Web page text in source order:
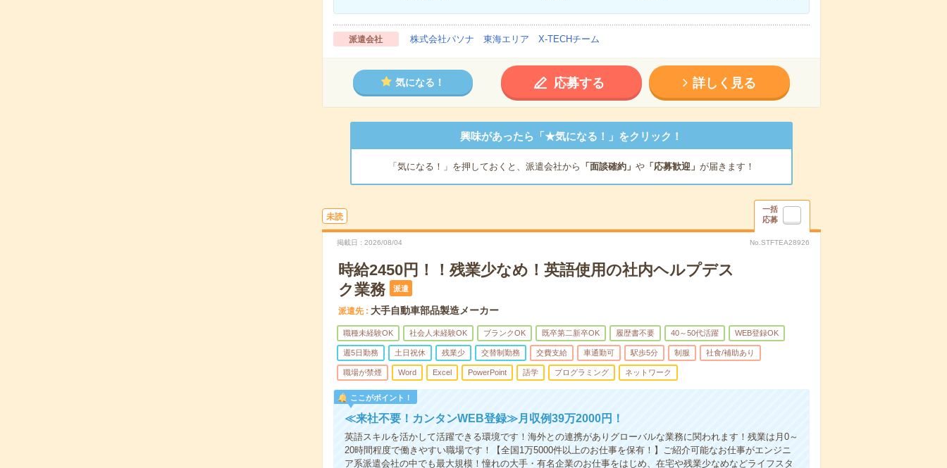
派遣会社 株式会社パソナ 東海エリア X-TECHチーム
気になる！ 応募する 詳しく見る
興味があったら「★気になる！」をクリック！
「気になる！」を押しておくと、派遣会社から 「面談確約」 や「応募歓迎」 が届きます！
未読
一括
応募
掲載日 2026/08/04 No.STFTEA28926
時給2450円！！残業少なめ！英語使用の社内ヘルプデス
ク業務
派遣
派遣先 大手自動車部品製造メーカー
職種未経験OK 社会人未経験OK ブランクOK 既卒第二新卒OK 履歴書不要 40～50代活躍 WEB登録OK
週5日勤務 土日祝休 残業少 交替制勤務 交費支給 車通勤可 駅歩5分 制服 社食/補助あり
職場が禁煙 Word Excel PowerPoint 語学 プログラミング ネットワーク
ここがポイント！
≪来社不要！カンタンWEB登録≫月収例39万2000円！
英語スキルを活かして活躍できる環境です！海外との連携がありグローバルな業務に関われます！残業は月0～
20時間程度で働きやすい職場です！【全国1万5000件以上のお仕事を保有！】ご紹介可能なお仕事がエンジニ
ア系派遣会社の中でも最大規模！憧れの大手・有名企業のお仕事をはじめ、在宅や残業少なめなどライフスタ